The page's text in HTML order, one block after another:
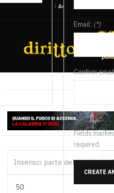
/
Email: (*)
Confirm
Fields
required.
CREATE